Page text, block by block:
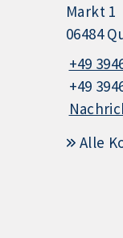
Markt 1
06484
+49
+49
Alle